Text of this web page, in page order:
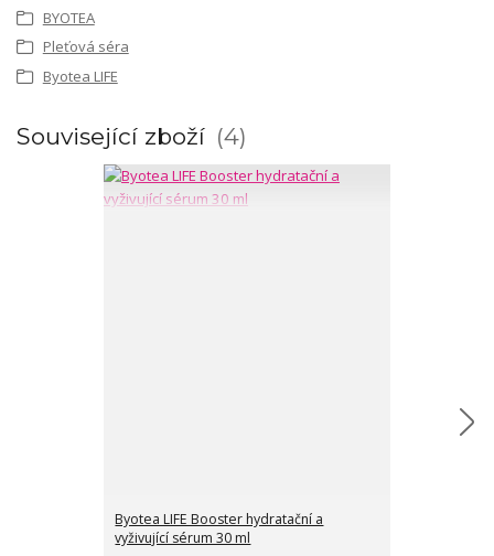
BYOTEA
Pleťová séra
Byotea LIFE
Související zboží 4
Byotea LIFE Booster hydratační a
vyživující sérum 30 ml